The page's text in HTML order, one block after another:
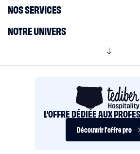
NOS SERVICES
NOTRE UNIVERS
L'OFFRE DÉDIÉE AUX
Découvrir l'offre pro